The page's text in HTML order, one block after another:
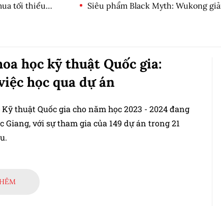
tối thiểu
Siêu phẩm Black Myth: Wukong
học kỹ thuật Quốc gia:
học qua dự án
thuật Quốc gia cho năm học 2023 - 2024 đang
Giang, với sự tham gia của 149 dự án trong 21